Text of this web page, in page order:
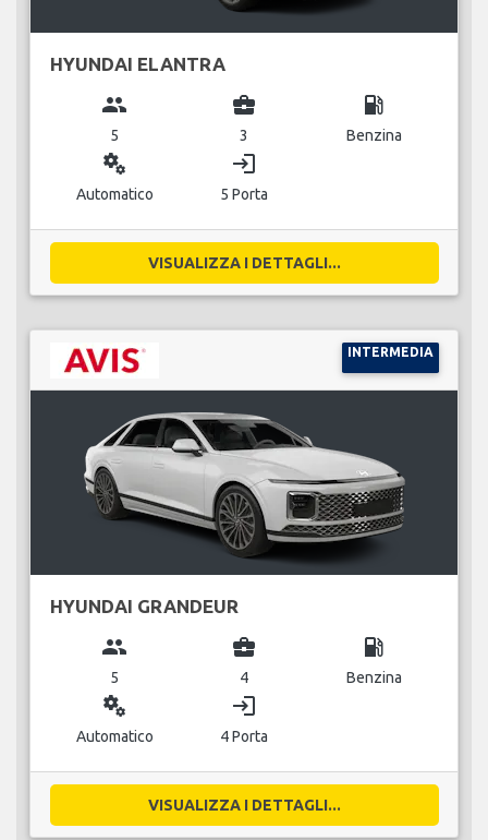
HYUNDAI ELANTRA
group
5
business_center
3
local_gas_station
Benzina
miscellaneous_services
Automatico
login
5 Porta
VISUALIZZA I DETTAGLI...
INTERMEDIA
HYUNDAI GRANDEUR
group
5
business_center
4
local_gas_station
Benzina
miscellaneous_services
Automatico
login
4 Porta
VISUALIZZA I DETTAGLI...